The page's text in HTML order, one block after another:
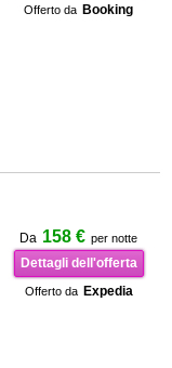
Offerto da Booking
Da 158 € per notte
Dettagli dell'offerta
Offerto da Expedia